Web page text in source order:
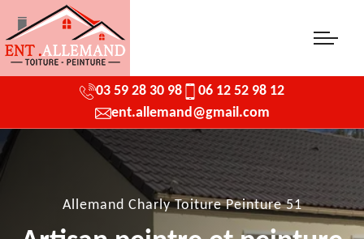
03 59 28 30 98
06 12 52 98 12
ent.allemand@gmail.com
Allemand Charly Toiture Peinture 51